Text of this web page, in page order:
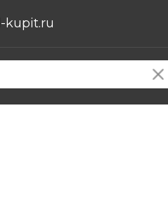
kupit.ru